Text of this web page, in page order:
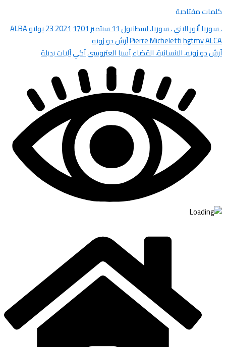
كلمات مفتاحية
، سوريا أنور البني، سوريا، اسطنبول11 سبتمبر 1701
202123 يوليو
ALBA
ALCA
hgtmv
Pierre Michelettiآرش دو زويه
آرش دو زويه، الانسانية، القضاءآسيا العتروسيآكيآليات بديلة